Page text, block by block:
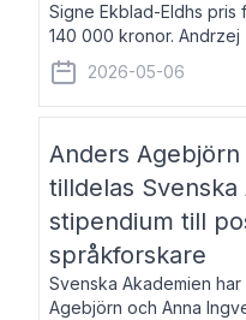
Signe Ekblad-Eldhs
140 000 kronor.
och kulturskribent. Han
lovordade romanen Sex
2026-05-06
Anders
tilldelas Svenska
stipendium till
språkforskare
Svenska Akademien
Agebjörn och Anna